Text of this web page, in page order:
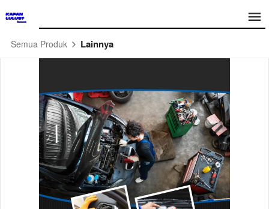
Semua Produk Lainnya